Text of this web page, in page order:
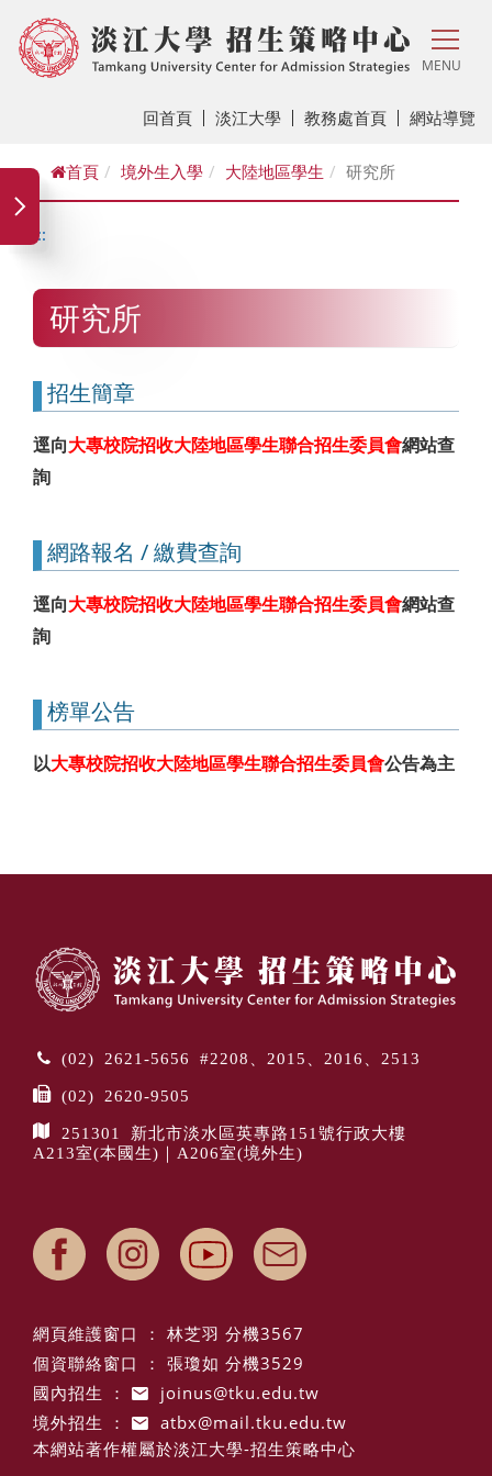
MENU
回首頁 淡江大學 教務處首頁 網站導覽
首頁 境外生入學 大陸地區學生 研究所
:::
研究所
招生簡章
逕向大專校院招收大陸地區學生聯合招生委員會網站查
詢
網路報名 / 繳費查詢
逕向大專校院招收大陸地區學生聯合招生委員會網站查
詢
榜單公告
以大專校院招收大陸地區學生聯合招生委員會公告為主
(02) 2621-5656 #2208、2015、2016、2513
(02) 2620-9505
251301 新北市淡水區英專路151號行政大樓
A213室(本國生)｜A206室(境外生)
網頁維護窗口 ： 林芝羽 分機3567
個資聯絡窗口 ： 張瓊如 分機3529
國內招生 ：
joinus@tku.edu.tw
境外招生 ：
atbx@mail.tku.edu.tw
本網站著作權屬於淡江大學-招生策略中心